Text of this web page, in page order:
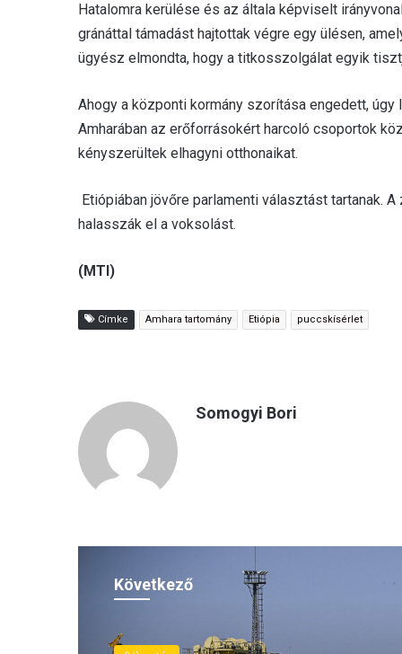
Hatalomra kerülése és az általa képviselt
gránáttal támadást hajtottak végre egy ülésen,
ügyész elmondta, hogy a titkosszolgálat egyik
Ahogy a központi kormány szorítása engedett,
Amharában az erőforrásokért harcoló csoportok
kényszerültek elhagyni otthonaikat.
Etiópiában jövőre parlamenti választást tartanak.
halasszák el a voksolást.
(MTI)
Címke Amhara tartomány Etiópia puccskísérlet
Somogyi Bori
Következő